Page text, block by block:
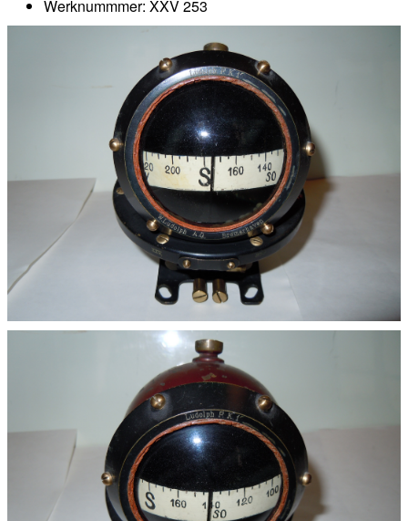
Werknummmer: XXV 253